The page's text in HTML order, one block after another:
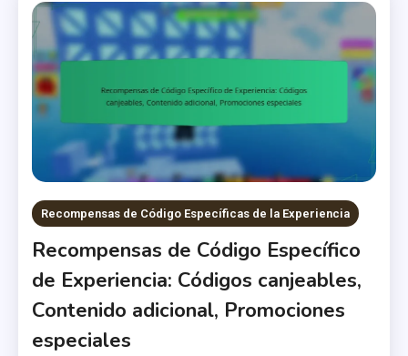
Recompensas de Código Específicas de la Experiencia
Recompensas de Código Específico
de Experiencia: Códigos canjeables,
Contenido adicional, Promociones
especiales